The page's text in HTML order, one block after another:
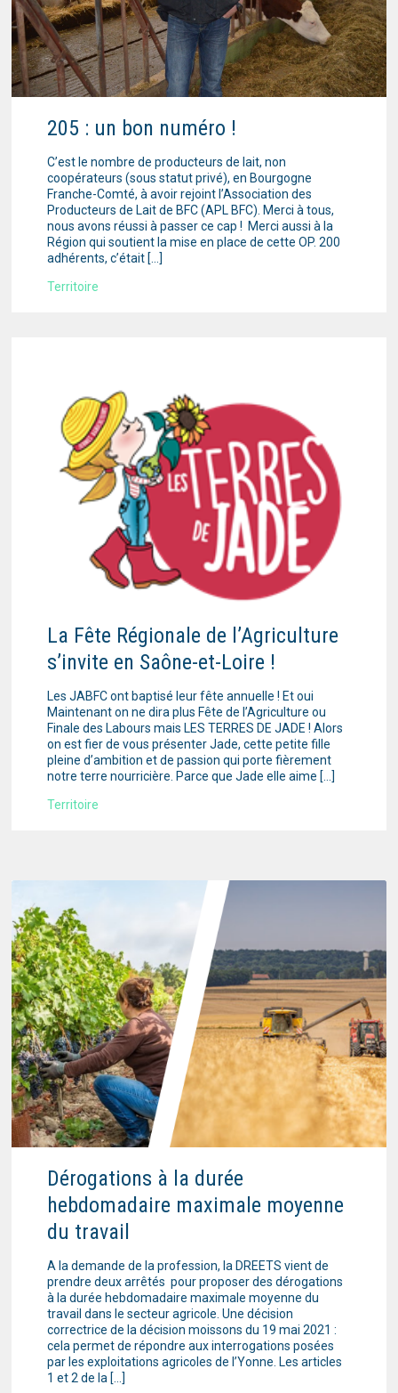
205 : un bon numéro !
C’est le nombre de producteurs de lait, non
coopérateurs (sous statut privé), en Bourgogne
Franche-Comté, à avoir rejoint l’Association des
Producteurs de Lait de BFC (APL BFC). Merci à tous,
nous avons réussi à passer ce cap ! Merci aussi à la
Région qui soutient la mise en place de cette OP. 200
adhérents, c’était […]
Territoire
La Fête Régionale de l’Agriculture
s’invite en Saône-et-Loire !
Les JABFC ont baptisé leur fête annuelle ! Et oui
Maintenant on ne dira plus Fête de l’Agriculture ou
Finale des Labours mais LES TERRES DE JADE ! Alors
on est fier de vous présenter Jade, cette petite fille
pleine d’ambition et de passion qui porte fièrement
notre terre nourricière. Parce que Jade elle aime […]
Territoire
Dérogations à la durée
hebdomadaire maximale moyenne
du travail
A la demande de la profession, la DREETS vient de
prendre deux arrêtés pour proposer des dérogations
à la durée hebdomadaire maximale moyenne du
travail dans le secteur agricole. Une décision
correctrice de la décision moissons du 19 mai 2021 :
cela permet de répondre aux interrogations posées
par les exploitations agricoles de l’Yonne. Les articles
1 et 2 de la […]